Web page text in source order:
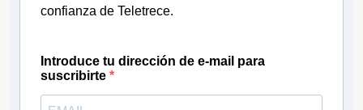
confianza de Teletrece.
Introduce tu dirección de e-mail para
suscribirte